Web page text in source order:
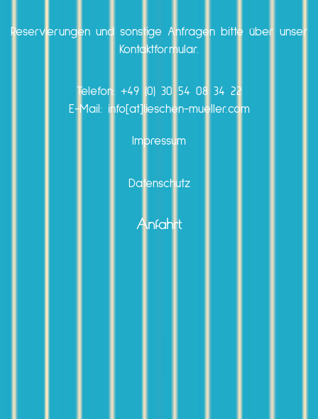
Reservierungen und sonstige Anfragen bitte über unser
Kontaktformular.
Telefon: +49 (0) 30 54 08 34 22
E-Mail: info[at]lieschen-mueller.com
Impressum
Datenschutz
Anfahrt